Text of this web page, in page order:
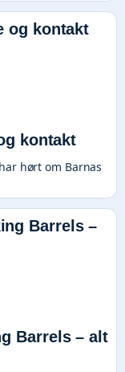
kontakt
hørt om Barnas
Barrels – alt